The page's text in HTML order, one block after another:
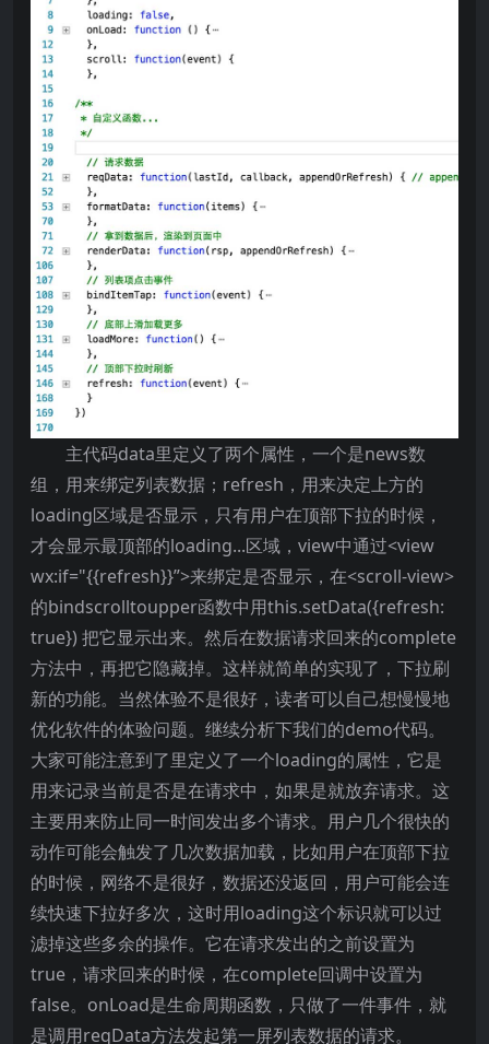
主代码data里定义了两个属性，一个是news数
组，用来绑定列表数据；refresh，用来决定上方的
loading区域是否显示，只有用户在顶部下拉的时候，
才会显示最顶部的loading...区域，view中通过<view
wx:if="{{refresh}}”>来绑定是否显示，在<scroll-view>
的bindscrolltoupper函数中用this.setData({refresh:
true}) 把它显示出来。然后在数据请求回来的complete
方法中，再把它隐藏掉。这样就简单的实现了，下拉刷
新的功能。当然体验不是很好，读者可以自己想慢慢地
优化软件的体验问题。继续分析下我们的demo代码。
大家可能注意到了里定义了一个loading的属性，它是
用来记录当前是否是在请求中，如果是就放弃请求。这
主要用来防止同一时间发出多个请求。用户几个很快的
动作可能会触发了几次数据加载，比如用户在顶部下拉
的时候，网络不是很好，数据还没返回，用户可能会连
续快速下拉好多次，这时用loading这个标识就可以过
滤掉这些多余的操作。它在请求发出的之前设置为
true，请求回来的时候，在complete回调中设置为
false。onLoad是生命周期函数，只做了一件事件，就
是调用reqData方法发起第一屏列表数据的请求。